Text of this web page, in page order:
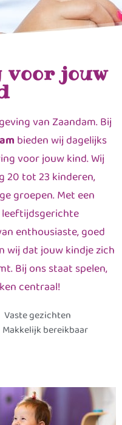
voor jouw
van Zaandam. Bij
bieden wij dagelijks
voor jouw kind. Wij
20 tot 23 kinderen,
groepen. Met een
enthousiaste, goed
wij dat jouw kindje zich
Bij ons staat spelen,
centraal!
Vaste gezichten
Makkelijk bereikbaar